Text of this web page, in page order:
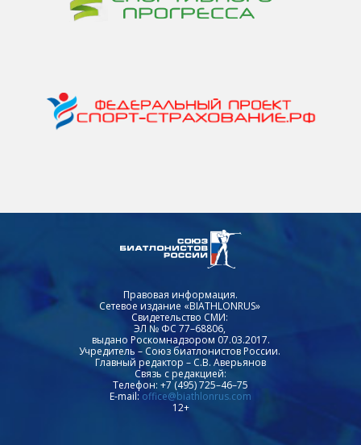
Правовая информация.
Сетевое издание «BIATHLONRUS»
Свидетельство СМИ:
ЭЛ № ФС 77–68806,
выдано Роскомнадзором 07.03.2017.
Учредитель – Союз биатлонистов России.
Главный редактор – С.В. Аверьянов
Связь с редакцией:
Телефон: +7 (495) 725–46–75
E-mail: office@biathlonrus.com
12+